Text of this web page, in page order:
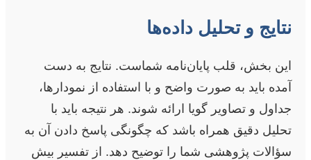
نتایج و تحلیل داده‌ها
این بخش، قلب پایان‌نامه شماست. نتایج به دست
آمده باید به صورت واضح و با استفاده از نمودارها،
جداول و تصاویر گویا ارائه شوند. هر نتیجه باید با
تحلیل دقیق همراه باشد که چگونگی پاسخ دادن آن به
سؤالات پژوهشی شما را توضیح دهد. از تفسیر بیش